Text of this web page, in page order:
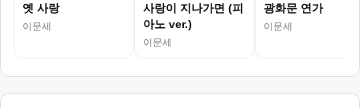
옛 사랑
이문세
사랑이 지나가면 (피
아노 ver.)
이문세
광화문 연가
이문세